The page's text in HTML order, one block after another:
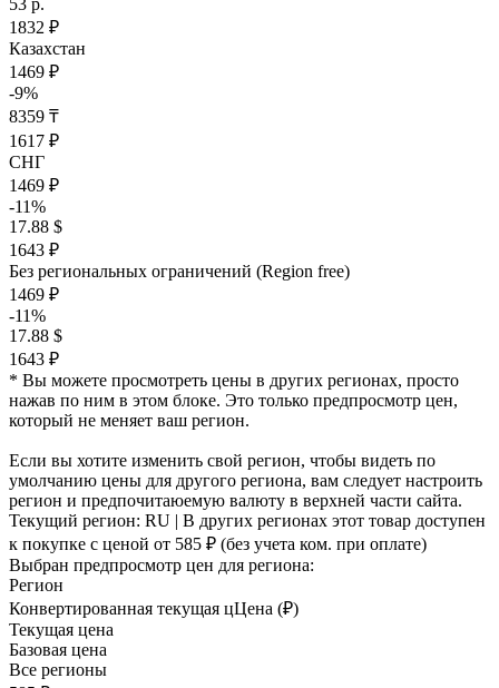
53 р.
1832 ₽
Казахстан
1469 ₽
-9%
8359 ₸
1617 ₽
СНГ
1469 ₽
-11%
17.88 $
1643 ₽
Без региональных ограничений (Region free)
1469 ₽
-11%
17.88 $
1643 ₽
* Вы можете просмотреть цены в других регионах, просто
нажав по ним в этом блоке. Это только предпросмотр цен,
который не меняет ваш регион.
Если вы хотите изменить свой регион, чтобы видеть по
умолчанию цены для другого региона, вам следует настроить
регион и предпочитаюемую валюту в верхней части сайта.
Текущий регион: RU | В других регионах этот товар доступен
к покупке с ценой от 585 ₽ (без учета ком. при оплате)
Выбран предпросмотр цен для региона:
Регион
Конвертированная текущая цЦена (₽)
Текущая цена
Базовая цена
Все регионы